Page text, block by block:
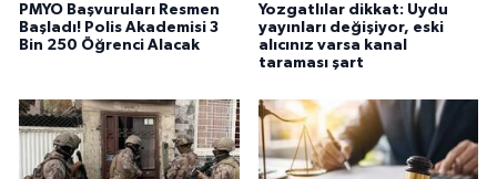
PMYO Başvuruları Resmen
Başladı! Polis Akademisi 3
Bin 250 Öğrenci Alacak
Yozgatlılar dikkat: Uydu
yayınları değişiyor, eski
alıcınız varsa kanal
taraması şart